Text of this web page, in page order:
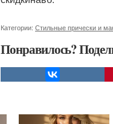
Категории: Стильные прически и
Понравилось?